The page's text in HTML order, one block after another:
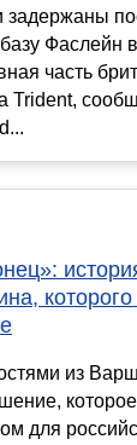
задержаны
Фаслейн
часть
Trident,
из
для